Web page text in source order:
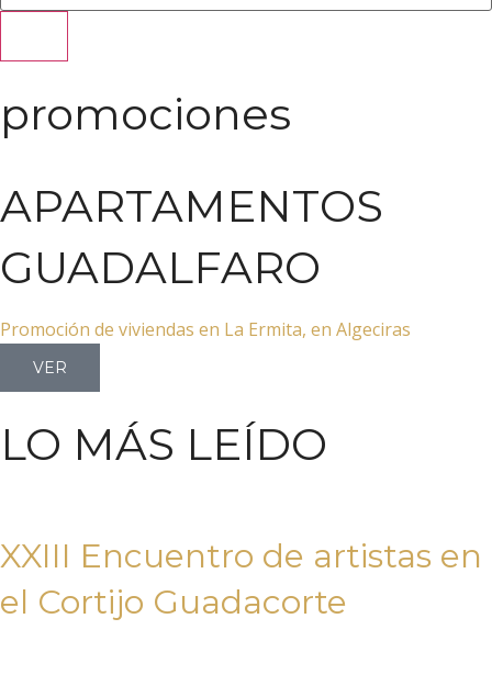
promociones
APARTAMENTOS
GUADALFARO
Promoción de viviendas en La Ermita, en Algeciras
VER
LO MÁS LEÍDO
XXIII Encuentro de artistas en
el Cortijo Guadacorte